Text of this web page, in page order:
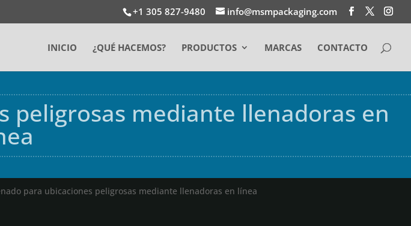
+1 305 827-9480 info@msmpackaging.com
INICIO ¿QUÉ HACEMOS? PRODUCTOS MARCAS CONTACTO
peligrosas mediante llenadoras en
para ubicaciones peligrosas mediante llenadoras en línea